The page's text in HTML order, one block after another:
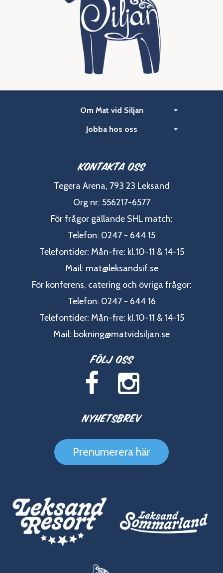
Om Mat vid Siljan
Jobba hos oss
Kontakta oss
Tegera Arena, 793 23 Leksand
Org nr: 556217-6577
För frågor gällande SHL match:
Telefon: 0247 - 644 15
Telefontider: Mån-fre: kl.10-11 & 14-15
Mail: mat@leksandsif.se
För konferens, catering och övriga frågor:
Telefon: 0247 - 644 16
Telefontider: Mån-fre: kl.10-11 & 14-15
Mail: bokning@matvidsiljan.se
Följ oss
Nyhetsbrev